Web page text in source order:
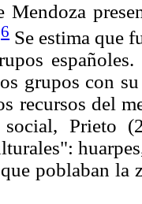
6Se estima que
grupos con
recursos del
social, Prieto
poblaban la